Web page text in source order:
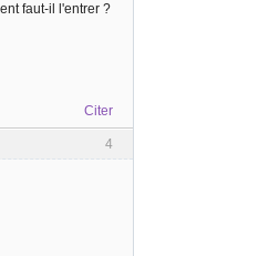
faut-il l'entrer ?
Citer
4